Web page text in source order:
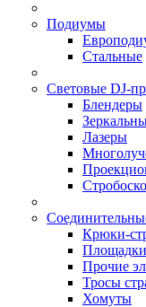
Подиумы
Стальные
Световые DJ-
Блендеры
Лазеры
Крюки-
Прочие
Тросы
Хомуты